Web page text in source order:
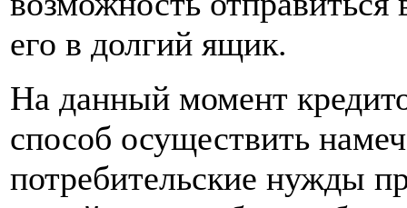
его в долгий ящик.
На данный момент
способ осуществить
потребительские нужды